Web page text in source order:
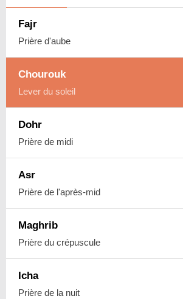
Fajr
Prière d'aube
Chourouk
Lever du soleil
Dohr
Prière de midi
Asr
Prière de l'après-mid
Maghrib
Prière du crépuscule
Icha
Prière de la nuit